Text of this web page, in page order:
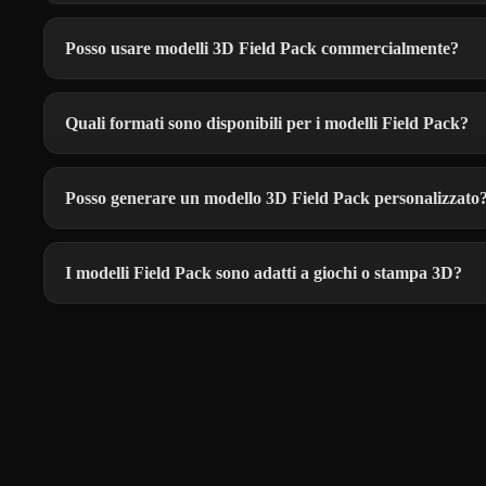
Posso usare modelli 3D Field Pack commercialmente?
Quali formati sono disponibili per i modelli Field Pack?
Posso generare un modello 3D Field Pack
I modelli Field Pack sono adatti a giochi o stampa 3D?